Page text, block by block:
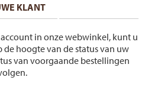
KLANT
in onze webwinkel, kunt u
hoogte van de status van uw
van voorgaande bestellingen